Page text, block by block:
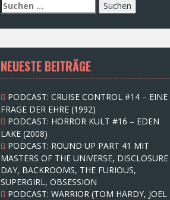
S
u
c
e
n
n
c
h
:
NEUESTE BEITRÄGE
PODCAST: CRUISE CONTROL #14 – EINE
FRAGE DER EHRE (1992)
PODCAST: HORROR KULT #16 – EDEN
LAKE (2008)
PODCAST: ROUND UP PART 41 MIT
MASTERS OF THE UNIVERSE, DISCLOSURE
DAY, BACKROOMS, THE FURIOUS,
SUPERGIRL, OBSESSION
PODCAST: WARRIOR (TOM HARDY, JOEL